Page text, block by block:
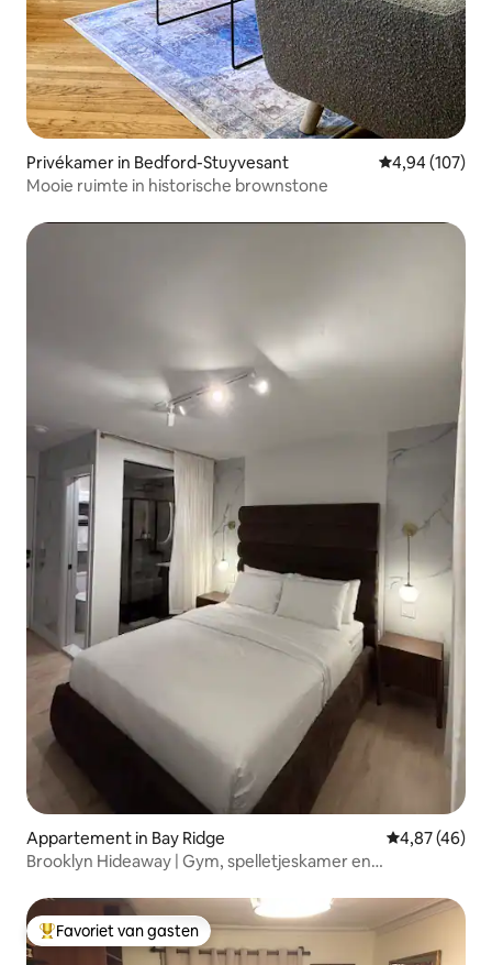
Privékamer in Bedford-Stuyvesant Gemiddelde
4,94 (107)
Mooie ruimte in historische brownstone
Appartement in Bay Ridge Gemiddelde
4,87 (46)
Brooklyn Hideaway | Gym, spelletjeskamer en
Topfavoriet van gasten
Favoriet van gasten